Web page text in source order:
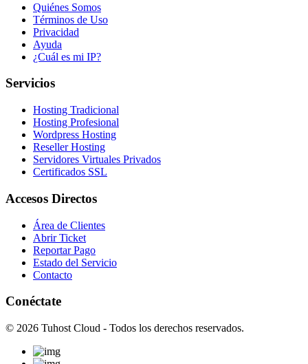
Quiénes Somos
Términos de Uso
Privacidad
Ayuda
¿Cuál es mi IP?
Servicios
Hosting Tradicional
Hosting Profesional
Wordpress Hosting
Reseller Hosting
Servidores Virtuales Privados
Certificados SSL
Accesos Directos
Área de Clientes
Abrir Ticket
Reportar Pago
Estado del Servicio
Contacto
Conéctate
© 2026 Tuhost Cloud - Todos los derechos reservados.